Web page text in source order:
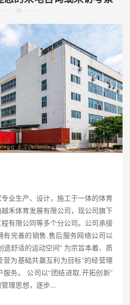
业生产、设计，施工于一体的体育
禾体育发展有限公司，现公司旗下
有限公同等多个分公司。公司承接
有完善的销售.售后服务网络公司以
造舒适的运动空间" 为宗旨本着、质
为基础共赢互利为目标”的经营理
务。 公司以“团结进取.开拓创新”
理思想，逐步...